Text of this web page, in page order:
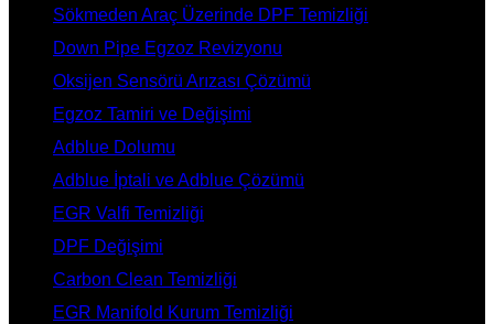
Sökmeden Araç Üzerinde DPF Temizliği
Down Pipe Egzoz Revizyonu
Oksijen Sensörü Arızası Çözümü
Egzoz Tamiri ve Değişimi
Adblue Dolumu
Adblue İptali ve Adblue Çözümü
EGR Valfi Temizliği
DPF Değişimi
Carbon Clean Temizliği
EGR Manifold Kurum Temizliği